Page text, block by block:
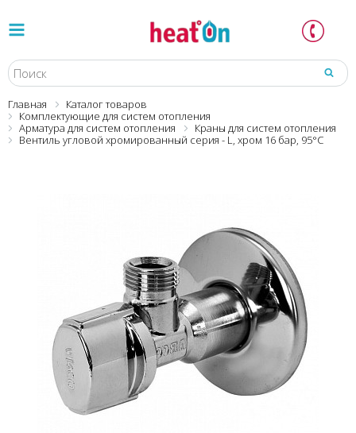
Главная
Каталог товаров
Комплектующие для систем отопления
Арматура для систем отопления
Краны для систем отопления
Вентиль угловой хромированный серия - L, хром 16 бар, 95°С